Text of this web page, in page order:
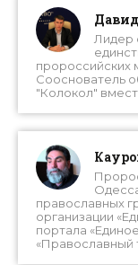
Лидер
пророссийских
Сооснователь
"Колокол"
православных
организации
портала
«Православный